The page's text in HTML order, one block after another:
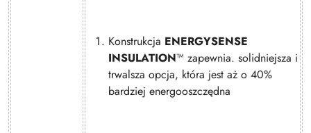
Konstrukcja ENERGYSENSE
INSULATION™ zapewnia. solidniejsza i
trwalsza opcja, która jest aż o 40%
bardziej energooszczędna